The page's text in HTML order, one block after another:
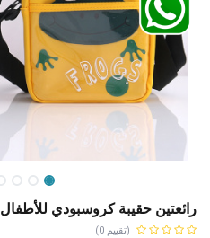
رائعتين حقيبة كروسبودي للأطفال
(تقييم 0)